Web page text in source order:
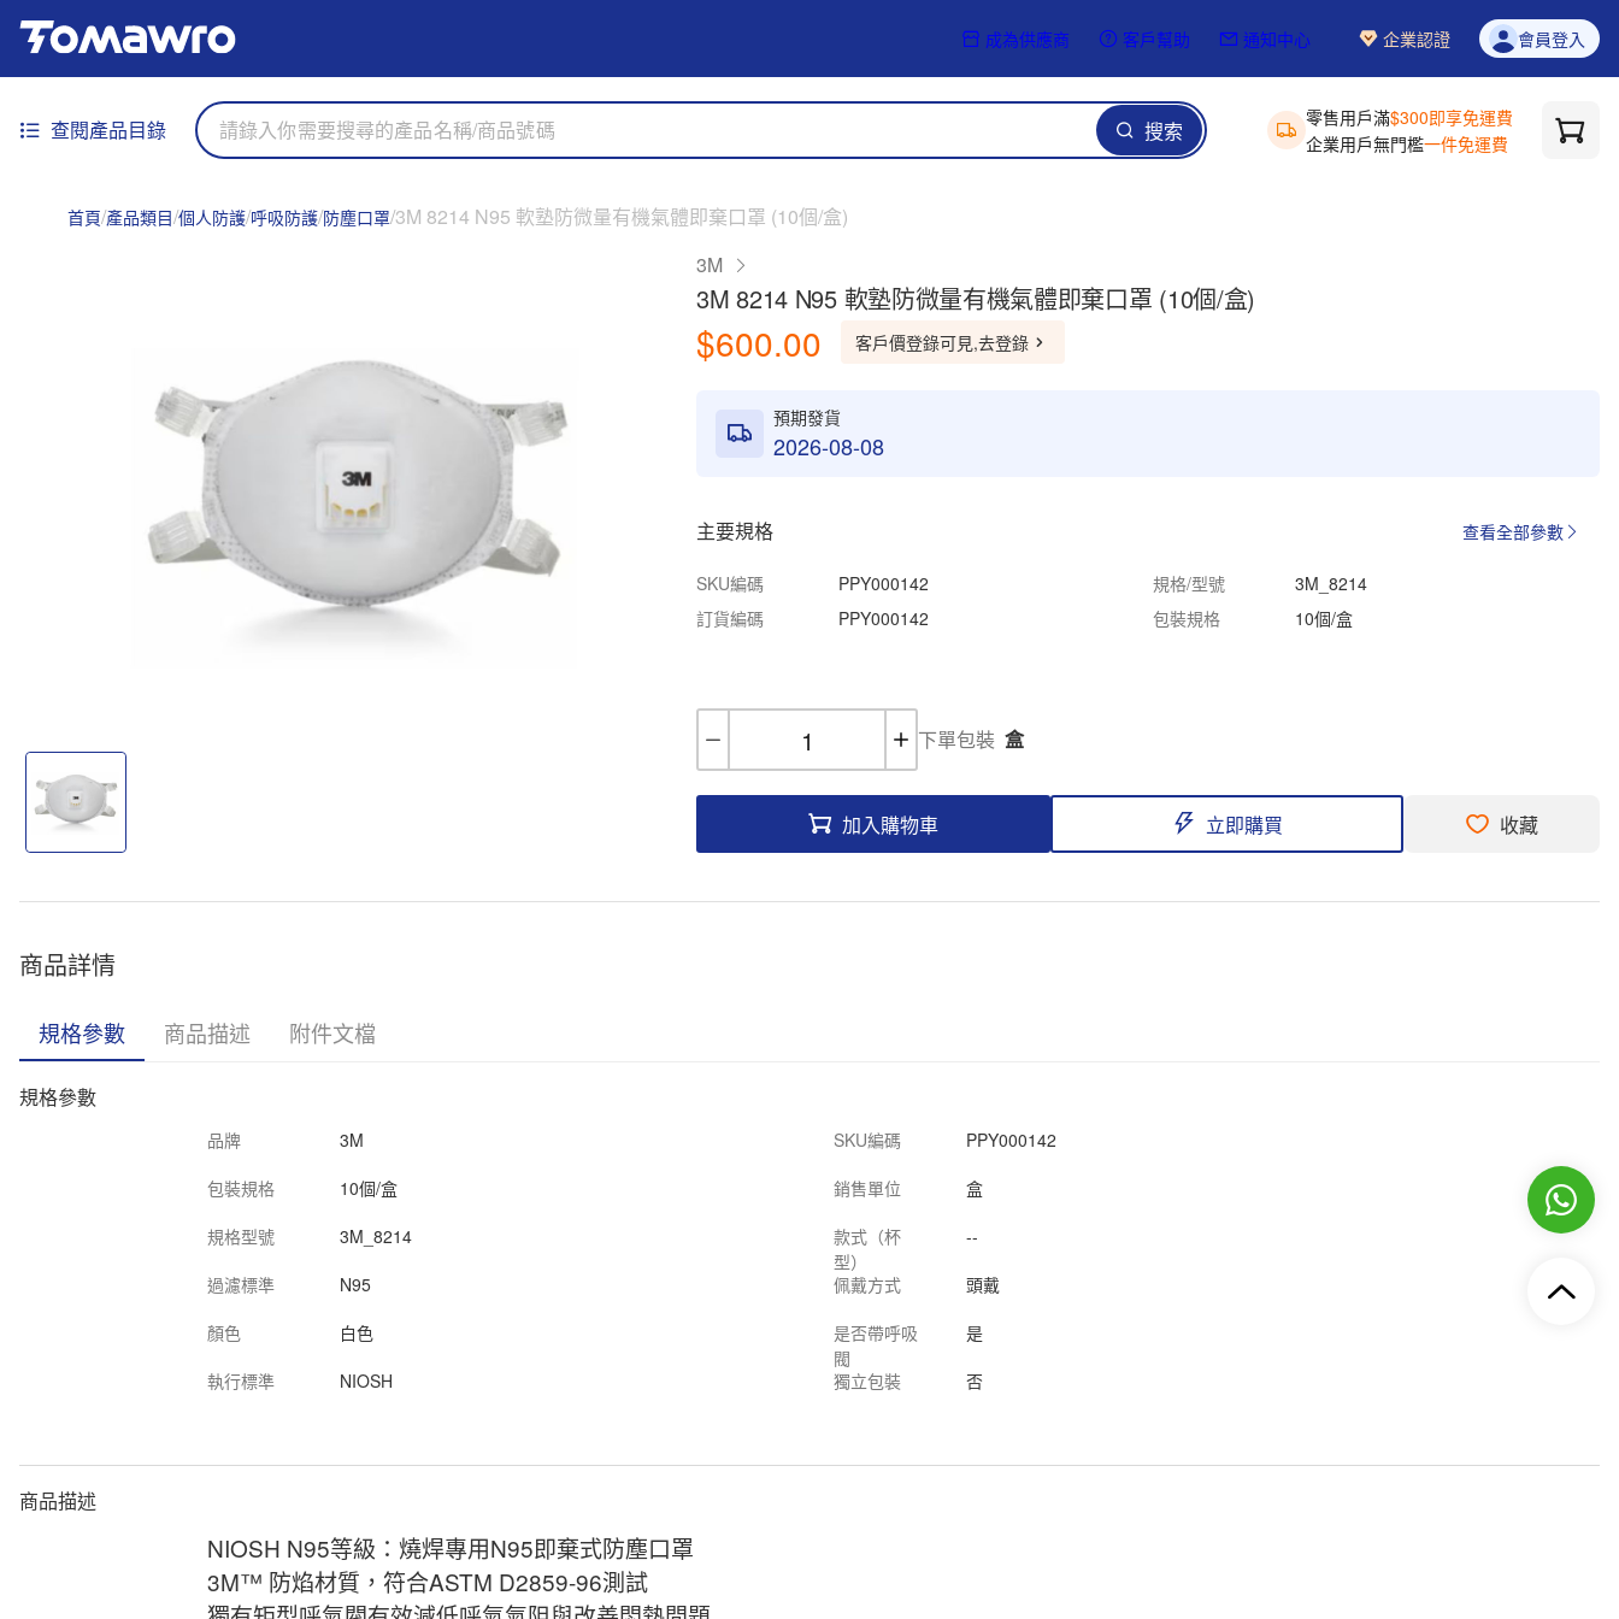
成為供應商 客戶幫助 通知中心 企業認證 會員登入
查閱產品目錄 搜索 零售用戶滿$300即享免運費
企業用戶無門檻一件免運費
首頁 產品類目 個人防護 呼吸防護 防塵口罩 3M 8214 N95 軟塾防微量有機氣體即棄口罩 (10個/盒)
3M
3M 8214 N95 軟塾防微量有機氣體即棄口罩 (10個/盒)
$600.00 客戶價登錄可見,去登錄
預期發貨
2026-08-08
主要規格 查看全部參數
SKU編碼 PPY000142 規格/型號
3M_8214
訂貨編碼
PPY000142 包裝規格 10個/盒
下單包裝 盒
加入購物車 立即購買 收藏
商品詳情
規格參數 商品描述 附件文檔
規格參數
品牌 3M SKU編碼
PPY000142
包裝規格
10個/盒 銷售單位
盒
規格型號
3M_8214
款式（杯
型）
--
過濾標準
N95 佩戴方式
頭戴
顏色
白色
是否帶呼吸
閥
是
執行標準
NIOSH 獨立包裝 否
商品描述
NIOSH N95等級：燒焊專用N95即棄式防塵口罩
3M™ 防焰材質，符合ASTM D2859-96測試